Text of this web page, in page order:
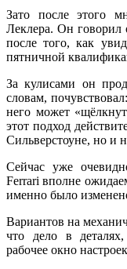
Зато после этого
Леклера. Он
после того, как
пятничной
За кулисами он
словам,
него может
этот подход
Сильверстоуне, но и
Сейчас уже
Ferrari вполне
именно было
Вариантов на
что дело в
рабочее окно